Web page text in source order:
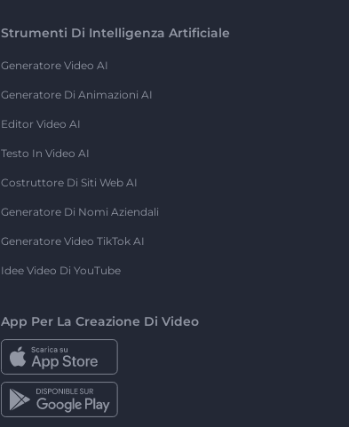
Strumenti Di Intelligenza Artificiale
Generatore Video AI
Generatore Di Animazioni AI
Editor Video AI
Testo In Video AI
Costruttore Di Siti Web AI
Generatore Di Nomi Aziendali
Generatore Video TikTok AI
Idee Video Di YouTube
App Per La Creazione Di Video